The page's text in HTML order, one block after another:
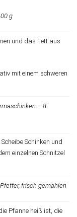
g
und das Fett aus
mit einem schweren
– 8
Schinken und
einzelnen Schnitzel
frisch gemahlen
Pfanne heiß ist, die